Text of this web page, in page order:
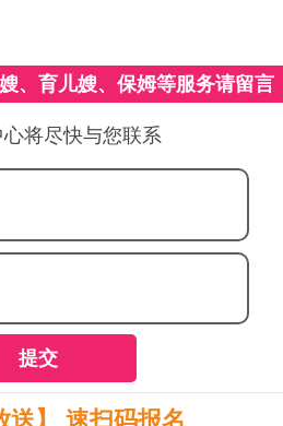
、育儿嫂、保姆等服务请留言
将尽快与您联系
提交
送】 速扫码报名